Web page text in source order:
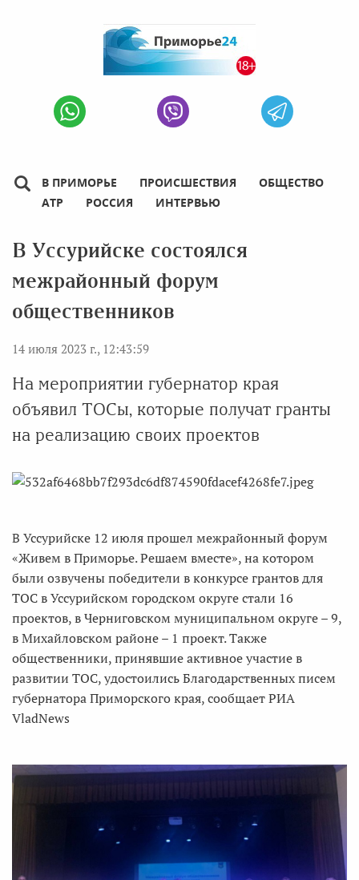
В ПРИМОРЬЕ ПРОИСШЕСТВИЯ
ОБЩЕСТВО
АТР
РОССИЯ ИНТЕРВЬЮ
В Уссурийске состоялся
межрайонный форум
общественников
14 июля 2023 г., 12:43:59
На мероприятии губернатор края
объявил ТОСы, которые получат гранты
на реализацию своих проектов
В Уссурийске 12 июля прошел межрайонный форум
«Живем в Приморье. Решаем вместе», на котором
были озвучены победители в конкурсе грантов для
ТОС в Уссурийском городском округе стали 16
проектов, в Черниговском муниципальном округе – 9,
в Михайловском районе – 1 проект. Также
общественники, принявшие активное участие в
развитии ТОС, удостоились Благодарственных писем
губернатора Приморского края, сообщает РИА
VladNews